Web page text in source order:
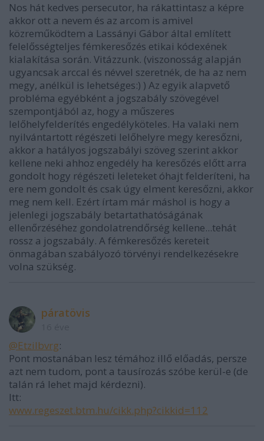
Nos hát kedves persecutor, ha rákattintasz a képre
akkor ott a nevem és az arcom is amivel
közreműködtem a Lassányi Gábor által említett
felelősségteljes fémkeresőzés etikai kódexének
kialakítása során. Vitázzunk. (viszonosság alapján
ugyancsak arccal és névvel szeretnék, de ha az nem
megy, anélkül is lehetséges:) ) Az egyik alapvető
probléma egyébként a jogszabály szövegével
szempontjából az, hogy a műszeres
lelőhelyfelderítés engedélyköteles. Ha valaki nem
nyilvántartott régészeti lelőhelyre megy keresőzni,
akkor a hatályos jogszabályi szöveg szerint akkor
kellene neki ahhoz engedély ha keresőzés előtt arra
gondolt hogy régészeti leleteket óhajt felderíteni, ha
ere nem gondolt és csak úgy elment keresőzni, akkor
meg nem kell. Ezért írtam már máshol is hogy a
jelenlegi jogszabály betartathatóságának
ellenőrzéséhez gondolatrendőrség kellene...tehát
rossz a jogszabály. A fémkeresőzés kereteit
önmagában szabályozó törvényi rendelkezésekre
volna szükség.
páratövis
@Etzilbvrg:
Pont mostanában lesz témához illő előadás, persze
azt nem tudom, pont a tausírozás szóbe kerül-e (de
talán rá lehet majd kérdezni).
Itt:
www.regeszet.btm.hu/cikk.php?cikkid=112